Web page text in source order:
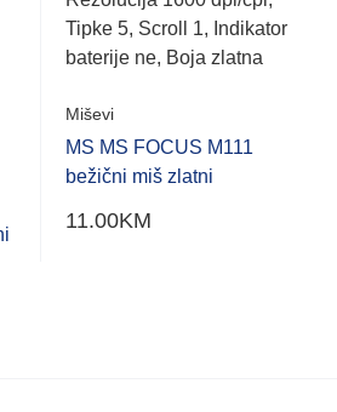
5
Tipke 5, Scroll 1, Indikator
baterije ne, Boja zlatna
Miševi
MS MS FOCUS M111
bežični miš zlatni
11.00KM